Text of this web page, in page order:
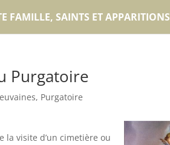
FAMILLE, SAINTS ET APPARITIONS
Purgatoire
, Purgatoire
la visite d’un cimetière ou